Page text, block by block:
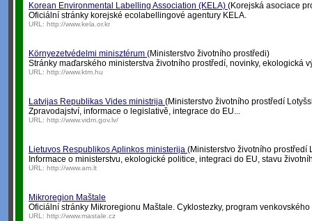
Korean Environmental Labelling Association (KELA) (Korejská asociace
Oficiální stránky korejské ecolabellingové agentury KELA.
URL: http://www.kela.or.kr
Környezetvédelmi minisztérum (Ministerstvo životního prostředi)
Stránky maďarského ministerstva životního prostředí, novinky, ekologická
URL: http://www.ktm.hu
Latvijas Republikas Vides ministrija (Ministerstvo životního prostředí
Zpravodajství, informace o legislativě, integrace do EU...
URL: http://www.vidm.gov.lv/
Lietuvos Respublikos Aplinkos ministerija (Ministerstvo životního prostředí
Informace o ministerstvu, ekologické politice, integraci do EU, stavu
URL: http://www.am.lt
Mikroregion Maštale
Oficiální stránky Mikroregionu Maštale. Cyklostezky, program
URL: http://www.mastale.cz